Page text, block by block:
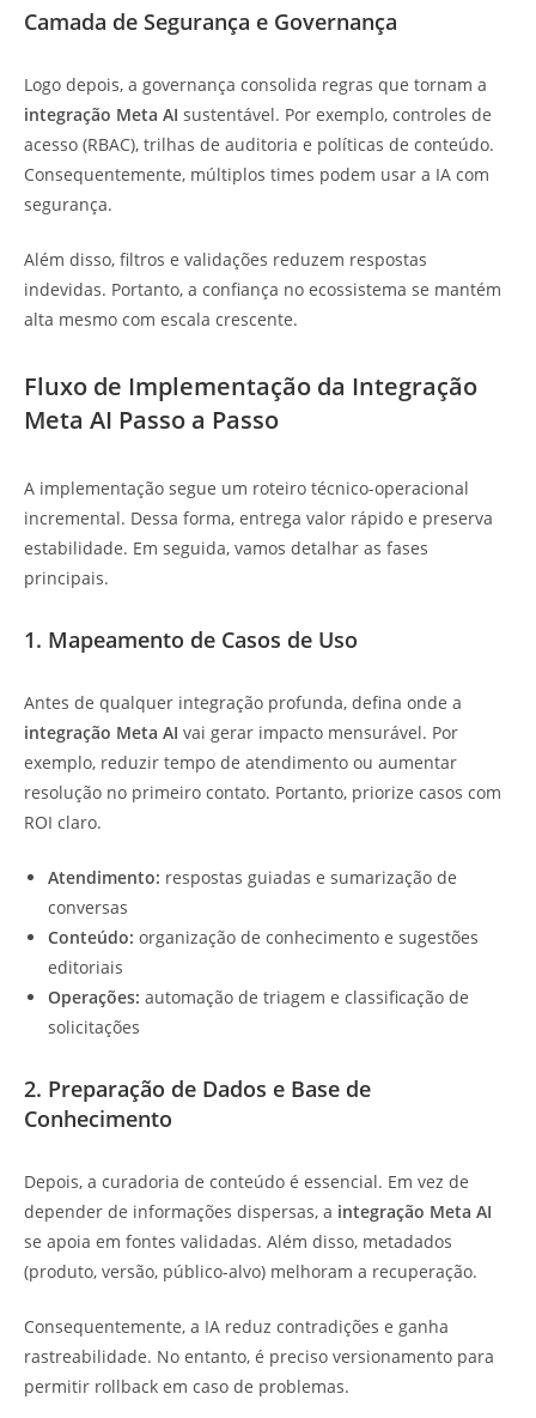
Camada de Segurança e Governança
Logo depois, a governança consolida regras que tornam a
integração Meta AI sustentável. Por exemplo, controles de
acesso (RBAC), trilhas de auditoria e políticas de conteúdo.
Consequentemente, múltiplos times podem usar a IA com
segurança.
Além disso, filtros e validações reduzem respostas
indevidas. Portanto, a confiança no ecossistema se mantém
alta mesmo com escala crescente.
Fluxo de Implementação da Integração
Meta AI Passo a Passo
A implementação segue um roteiro técnico-operacional
incremental. Dessa forma, entrega valor rápido e preserva
estabilidade. Em seguida, vamos detalhar as fases
principais.
1. Mapeamento de Casos de Uso
Antes de qualquer integração profunda, defina onde a
integração Meta AI vai gerar impacto mensurável. Por
exemplo, reduzir tempo de atendimento ou aumentar
resolução no primeiro contato. Portanto, priorize casos com
ROI claro.
Atendimento: respostas guiadas e sumarização de
conversas
Conteúdo: organização de conhecimento e sugestões
editoriais
Operações: automação de triagem e classificação de
solicitações
2. Preparação de Dados e Base de
Conhecimento
Depois, a curadoria de conteúdo é essencial. Em vez de
depender de informações dispersas, a integração Meta AI
se apoia em fontes validadas. Além disso, metadados
(produto, versão, público-alvo) melhoram a recuperação.
Consequentemente, a IA reduz contradições e ganha
rastreabilidade. No entanto, é preciso versionamento para
permitir rollback em caso de problemas.